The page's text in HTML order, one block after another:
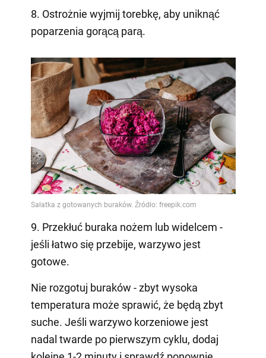
8. Ostrożnie wyjmij torebkę, aby uniknąć
poparzenia gorącą parą.
9. Przekłuć buraka nożem lub widelcem -
jeśli łatwo się przebije, warzywo jest
gotowe.
Nie rozgotuj buraków - zbyt wysoka
temperatura może sprawić, że będą zbyt
suche. Jeśli warzywo korzeniowe jest
nadal twarde po pierwszym cyklu, dodaj